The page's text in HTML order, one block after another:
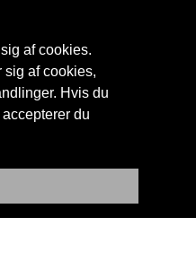
af cookies.
sig af cookies,
Hvis du
du